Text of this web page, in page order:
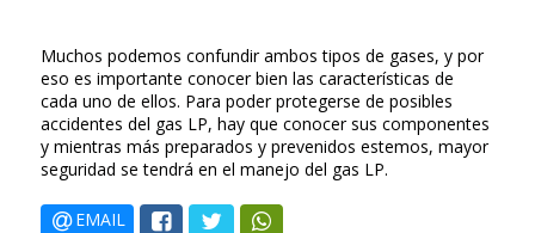
Muchos podemos confundir ambos tipos de gases, y por
eso es importante conocer bien las características de
cada uno de ellos. Para poder protegerse de posibles
accidentes del gas LP, hay que conocer sus componentes
y mientras más preparados y prevenidos estemos, mayor
seguridad se tendrá en el manejo del gas LP.
EMAIL